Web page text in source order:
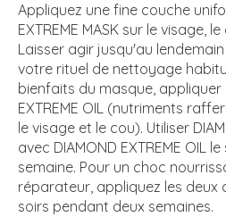
Appliquez une fine couche
EXTREME MASK sur le visage,
Laisser agir jusqu'au
votre rituel de nettoyage
bienfaits du masque, appliquer
EXTREME OIL (nutriments
le visage et le cou). Utiliser
avec DIAMOND EXTREME OIL
semaine. Pour un choc
réparateur, appliquez les deux
soirs pendant deux semaines.